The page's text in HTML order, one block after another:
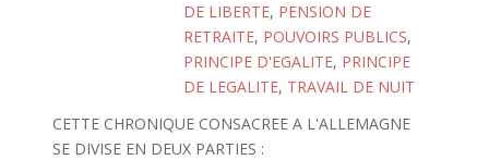
DE LIBERTE, PENSION DE
RETRAITE, POUVOIRS PUBLICS,
PRINCIPE D'EGALITE, PRINCIPE
DE LEGALITE, TRAVAIL DE NUIT
CETTE CHRONIQUE CONSACREE A L'ALLEMAGNE
SE DIVISE EN DEUX PARTIES :